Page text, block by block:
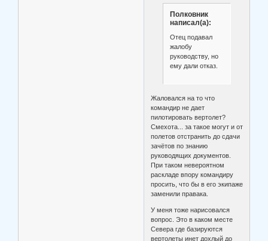
Полковник
написал(а):
Отец подавал
жалобу
руководству, но
ему дали отказ.
Жаловался на то что
командир не дает
пилотировать вертолет?
Смехота... за такое могут и от
полетов отстранить до сдачи
зачётов по знанию
руководящих документов.
При таком невероятном
раскладе впору командиру
просить, что бы в его экипаже
заменили правака.
У меня тоже нарисовался
вопрос. Это в каком месте
Севера где базируются
вертолеты инет дохлый до